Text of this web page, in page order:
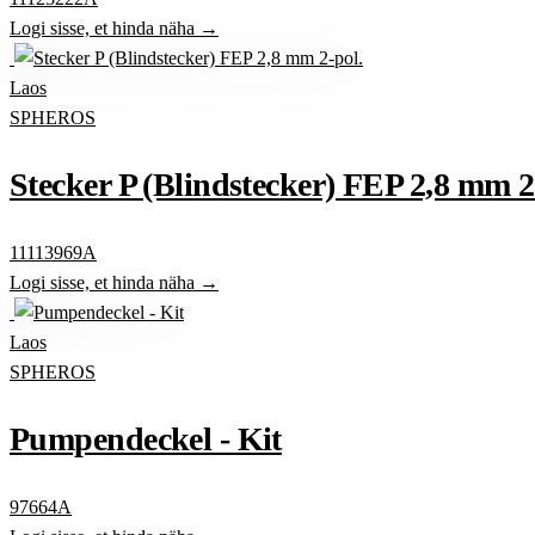
Logi sisse, et hinda näha →
Laos
SPHEROS
Stecker P (Blindstecker) FEP 2,8 mm
11113969A
Logi sisse, et hinda näha →
Laos
SPHEROS
Pumpendeckel - Kit
97664A